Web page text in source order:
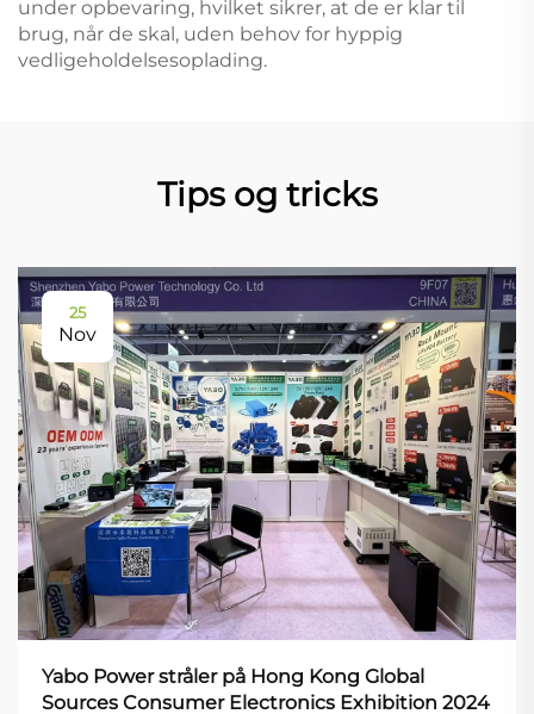
under opbevaring, hvilket sikrer, at de er klar til
brug, når de skal, uden behov for hyppig
vedligeholdelsesoplading.
Tips og tricks
25
Nov
Yabo Power stråler på Hong Kong Global
Sources Consumer Electronics Exhibition 2024